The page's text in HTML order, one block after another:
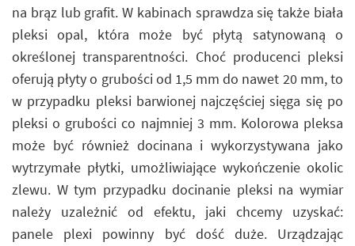
na brąz lub grafit. W kabinach sprawdza się także biała
pleksi opal, która może być płytą satynowaną o
określonej transparentności. Choć producenci pleksi
oferują płyty o grubości od 1,5 mm do nawet 20 mm, to
w przypadku pleksi barwionej najczęściej sięga się po
pleksi o grubości co najmniej 3 mm. Kolorowa pleksa
może być również docinana i wykorzystywana jako
wytrzymałe płytki, umożliwiające wykończenie okolic
zlewu. W tym przypadku docinanie pleksi na wymiar
należy uzależnić od efektu, jaki chcemy uzyskać:
panele plexi powinny być dość duże. Urządzając